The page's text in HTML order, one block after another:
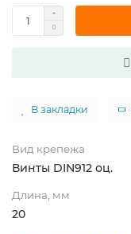
В закладки
Вид крепежа
Винты DIN912 оц.
Длина, мм
20